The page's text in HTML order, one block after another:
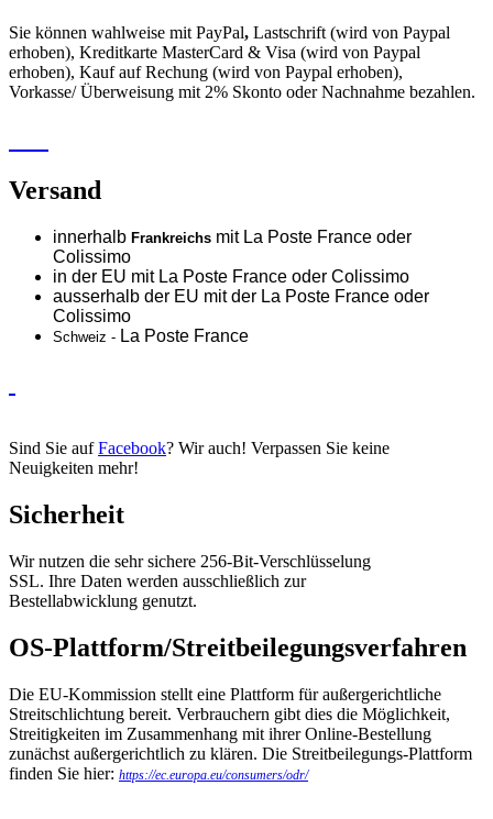
Sie können wahlweise mit PayPal, Lastschrift (wird von Paypal
erhoben), Kreditkarte MasterCard & Visa (wird von Paypal
erhoben), Kauf auf Rechung (wird von Paypal erhoben),
Vorkasse/ Überweisung mit 2% Skonto oder Nachnahme bezahlen.
Versand
innerhalb Frankreichs mit La Poste France oder
Colissimo
in der EU mit La Poste France oder Colissimo
ausserhalb der EU mit der La Poste France oder
Colissimo
Schweiz - La Poste France
Sind Sie aufFacebook? Wir auch! Verpassen Sie keine
Neuigkeiten mehr!
Sicherheit
Wir nutzen die sehr sichere 256-Bit-Verschlüsselung
SSL. Ihre Daten werden ausschließlich zur
Bestellabwicklung genutzt.
OS-Plattform/Streitbeilegungsverfahren
Die EU-Kommission stellt eine Plattform für außergerichtliche
Streitschlichtung bereit. Verbrauchern gibt dies die Möglichkeit,
Streitigkeiten im Zusammenhang mit ihrer Online-Bestellung
zunächst außergerichtlich zu klären. Die Streitbeilegungs-Plattform
finden Sie hier: https://ec.europa.eu/consumers/odr/